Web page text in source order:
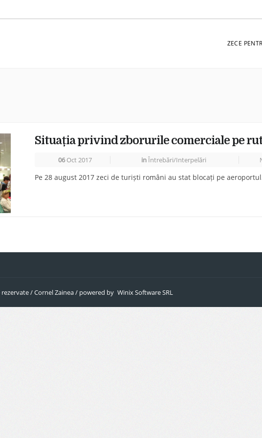
ZECE
Situația privind zborurile comerciale pe
06Oct 2017 inÎntrebări/Interpelări
Pe 28 august 2017 zeci de turiști români au stat blocați pe
/ Cornel Zainea / powered by Winix Software SRL